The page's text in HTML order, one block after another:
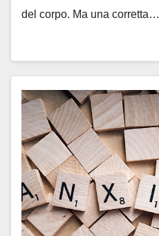
del corpo. Ma una corretta…